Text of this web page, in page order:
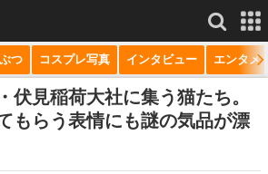
もっと見る
つ コスプレ写真 インタビュー エンタメ
伏見稲荷大社に集う猫たち。
もらう表情にも謎の気品が漂